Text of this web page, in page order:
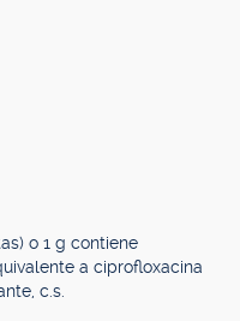
o 1 g contiene
a ciprofloxacina
c.s.